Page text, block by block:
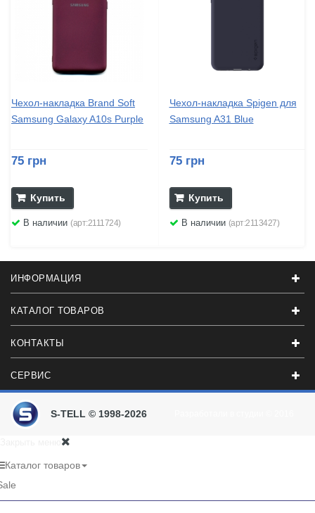
Чехол-накладка Brand Soft
Samsung Galaxy A10s Purple
75 грн
Купить
В наличии (арт:2111724)
Чехол-накладка Spigen для
Samsung A31 Blue
75 грн
Купить
В наличии (арт:2113427)
ИНФОРМАЦИЯ
КАТАЛОГ ТОВАРОВ
КОНТАКТЫ
СЕРВИС
S-TELL © 1998-2026
Каталог товаров